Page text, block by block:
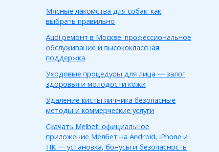
Мясные лакомства для собак: как
выбрать правильно
Audi ремонт в Москве: профессиональное
обслуживание и высококлассная
поддержка
Уходовые процедуры для лица — залог
здоровья и молодости кожи
Удаление кисты яичника безопасные
методы и коммерческие услуги
Скачать Melbet: официальное
приложение Мелбет на Android, iPhone и
ПК — установка, бонусы и безопасность